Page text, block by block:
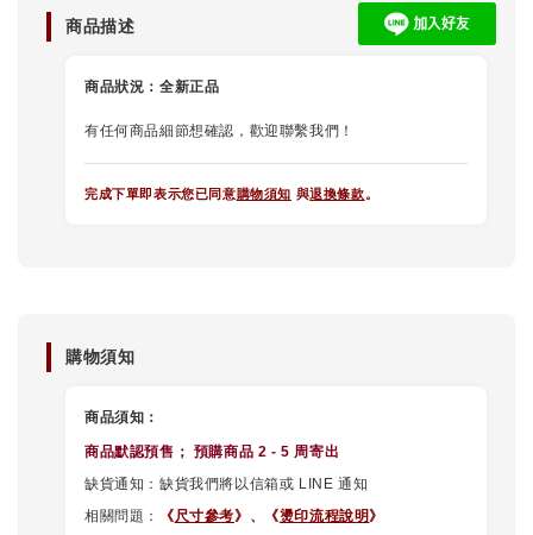
商品描述
商品狀況： 全新正品
有任何商品細節想確認，歡迎聯繫我們！
完成下單即表示您已同意購物須知 與退換條款。
購物須知
商品須知：
商品默認預售 ； 預購商品 2 - 5 周寄出
缺貨通知：缺貨我們將以信箱或 LINE 通知
相關問題：
《尺寸參考》、 《燙印流程說明 》